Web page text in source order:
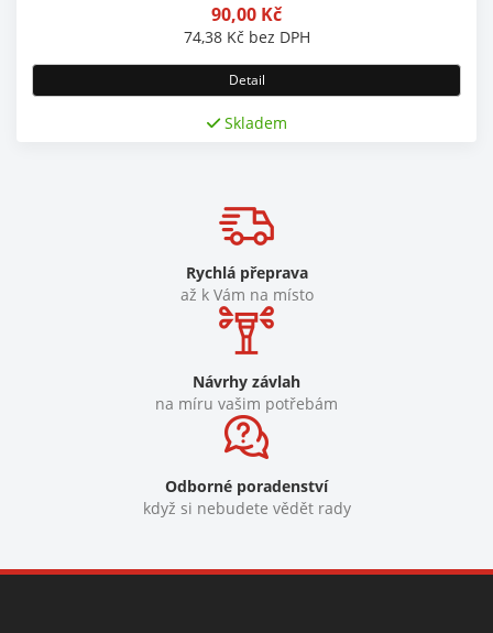
90,00 Kč
74,38 Kč bez DPH
Detail
Skladem
Rychlá přeprava
až k Vám na místo
Návrhy závlah
na míru vašim potřebám
Odborné poradenství
když si nebudete vědět rady